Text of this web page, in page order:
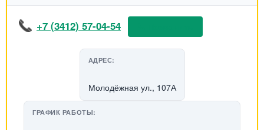
+7 (3412) 57-04-54
АДРЕС:
Молодёжная ул., 107А
ГРАФИК РАБОТЫ: